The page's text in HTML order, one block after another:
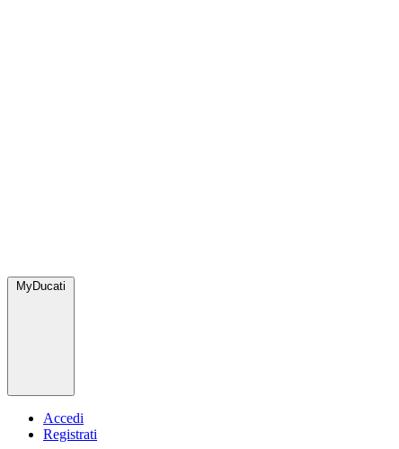
MyDucati
Accedi
Registrati